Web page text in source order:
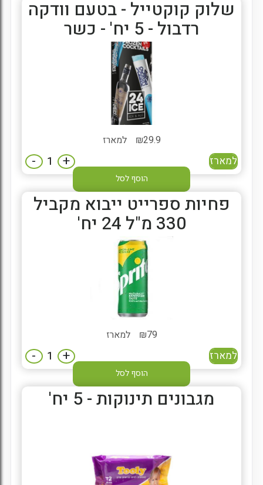
שלוק קוקטייל - בטעם וודקה
רדבול - 5 יח' - כשר
29.9
₪ למארז
למארז +
-
הוסף לסל
פחיות ספרייט ייבוא מקביל
330 מ"ל 24 יח'
79
₪ למארז
למארז +
-
הוסף לסל
מגבונים תינוקות - 5 יח'